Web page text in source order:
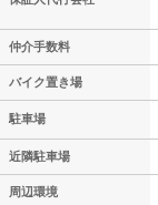
仲介手数料
バイク置き場
駐車場
近隣駐車場
周辺環境